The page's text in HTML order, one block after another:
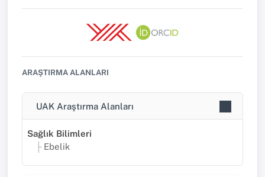
ARAŞTIRMA ALANLARI
UAK Araştırma Alanları
Sağlık Bilimleri
Ebelik